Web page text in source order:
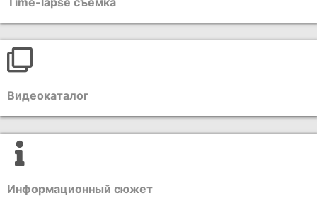
Видеокаталог
Информационный сюжет